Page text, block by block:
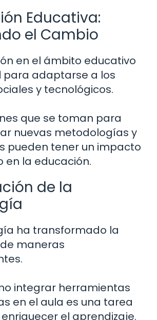
Educativa:
el Cambio
en el ámbito educativo
para adaptarse a los
y tecnológicos.
que se toman para
nuevas metodologías y
pueden tener un impacto
en la educación.
de la
ha transformado la
maneras
integrar herramientas
en el aula es una tarea
el aprendizaje.